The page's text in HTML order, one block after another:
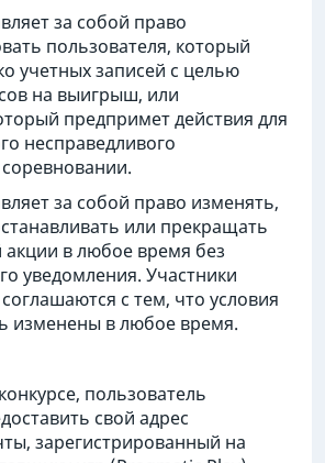
за собой право
пользователя, который
учетных записей с целью
на выигрыш, или
предпримет действия для
несправедливого
за собой право изменять,
или прекращать
акции в любое время без
уведомления. Участники
с тем, что условия
изменены в любое время.
пользователь
свой адрес
зарегистрированный на